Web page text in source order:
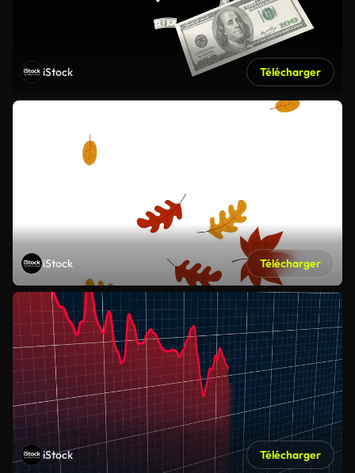
iStock Télécharger
iStock Télécharger
iStock Télécharger